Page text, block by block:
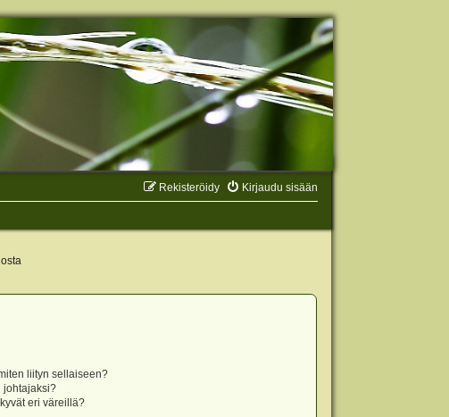
Kirjaudu sisään
Rekisteröidy
liityn sellaiseen?
johtajaksi?
eri väreillä?